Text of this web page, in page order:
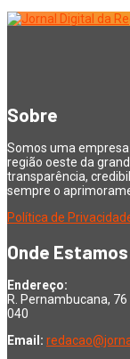
Sobre
Somos uma
região oeste da
transparência,
sempre o
Política de
Onde Estamos
Endereço:
R. Pernambucana,
040
Email: